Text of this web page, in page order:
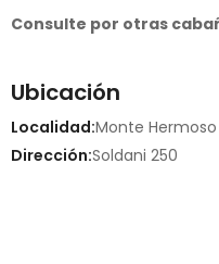
Consulte por otras
Ubicación
Localidad:Monte Hermoso
Dirección:Soldani 250